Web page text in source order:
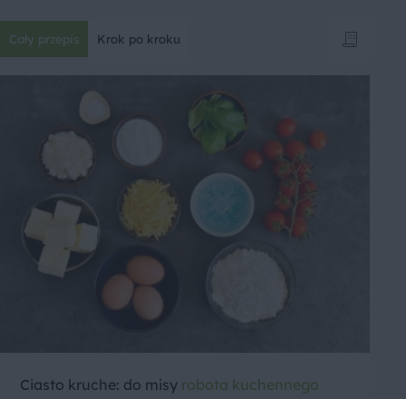
Cały przepis Krok po kroku
Ciasto kruche: do misy robota kuchennego